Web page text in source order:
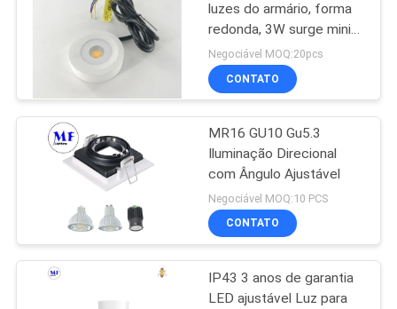
luzes do armário, forma
redonda, 3W surge mini
downlights montados
Negociável MOQ:20pcs
CONTATO
MR16 GU10 Gu5.3
Iluminação Direcional
com Ângulo Ajustável
Negociável MOQ:10 PCS
CONTATO
IP43 3 anos de garantia
LED ajustável Luz para